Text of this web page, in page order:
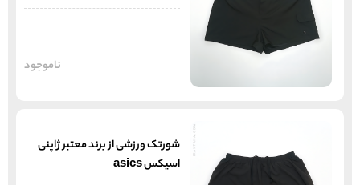
ناموجود
شورتک ورزشی از برند معتبر ژاپنی
اسیکس asics